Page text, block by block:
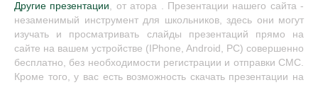
Другие презентации, от атора . Презентации нашего сайта -
незаменимый инструмент для школьников, здесь они могут
изучать и просматривать слайды презентаций прямо на
сайте на вашем устройстве (IPhone, Android, PC) совершенно
бесплатно, без необходимости регистрации и отправки СМС.
Кроме того, у вас есть возможность скачать презентации на